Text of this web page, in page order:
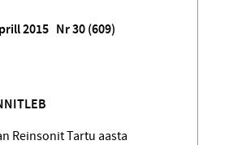
2015 Nr 30 (609)
Reinsonit Tartu aasta